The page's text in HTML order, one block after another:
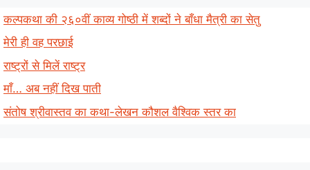
कल्पकथा की २६०वीं काव्य गोष्ठी में शब्दों ने बाँधा मैत्री का सेतु
मेरी ही वह परछाई
राष्ट्रों से मिलें राष्ट्र
माँ… अब नहीं दिख पाती
संतोष श्रीवास्तव का कथा-लेखन कौशल वैश्विक स्तर का